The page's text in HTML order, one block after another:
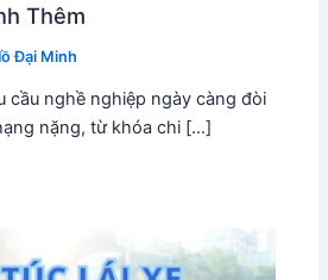
Thêm
Đại Minh
cầu nghề nghiệp ngày càng đòi
nặng, từ khóa chi […]